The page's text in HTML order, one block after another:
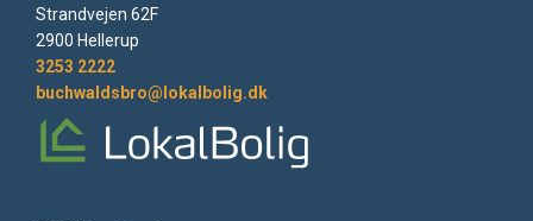
Strandvejen 62F
2900 Hellerup
3253 2222
buchwaldsbro@lokalbolig.dk